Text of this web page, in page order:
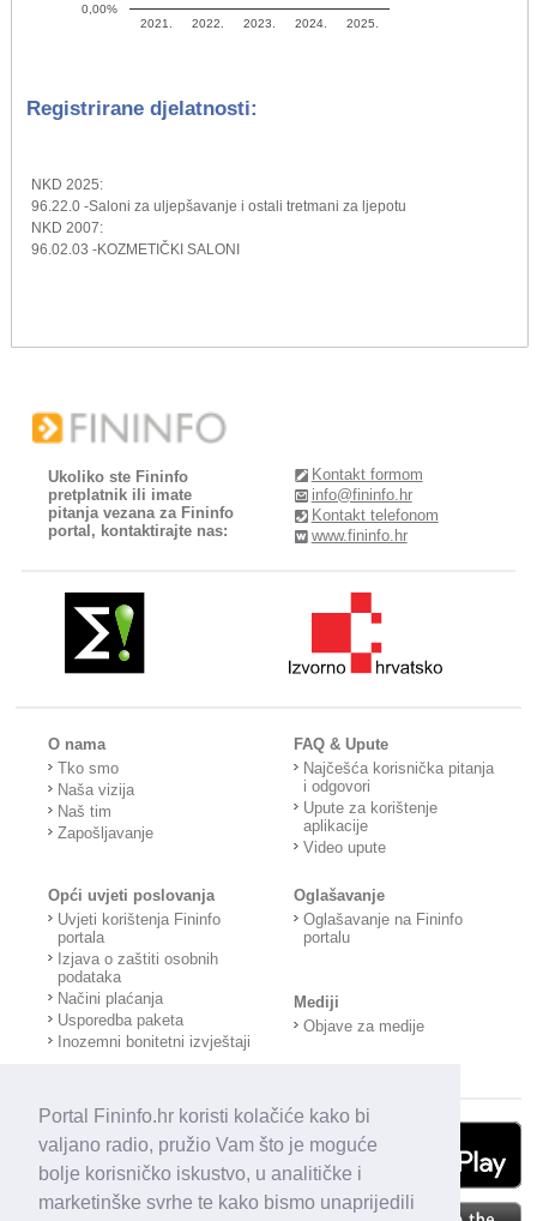
Portal Fininfo.hr koristi kolačiće kako bi
valjano radio, pružio Vam što je moguće
bolje korisničko iskustvo, u analitičke i
marketinške svrhe te kako bismo unaprijedili
2021. 2022. 2023. 2024. 2025.
0,00%
Registrirane djelatnosti:
NKD 2025:
96.22.0 -Saloni za uljepšavanje i ostali tretmani za ljepotu
NKD 2007:
96.02.03 -KOZMETIČKI SALONI
Ukoliko ste Fininfo
pretplatnik ili imate
pitanja vezana za Fininfo
portal, kontaktirajte nas:
Kontakt formom
info@fininfo.hr
Kontakt telefonom
www.fininfo.hr
O nama
Tko smo
Naša vizija
Naš tim
Zapošljavanje
FAQ & Upute
Najčešća korisnička pitanja
i odgovori
Upute za korištenje
aplikacije
Video upute
Opći uvjeti poslovanja
Uvjeti korištenja Fininfo
portala
Izjava o zaštiti osobnih
podataka
Načini plaćanja
Usporedba paketa
Inozemni bonitetni izvještaji
Oglašavanje
Oglašavanje na Fininfo
portalu
Mediji
Objave za medije